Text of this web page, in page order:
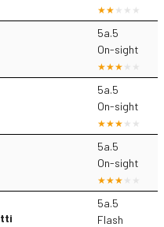
5a.5
On-sight
5a.5
On-sight
5a.5
On-sight
5a.5
Flash